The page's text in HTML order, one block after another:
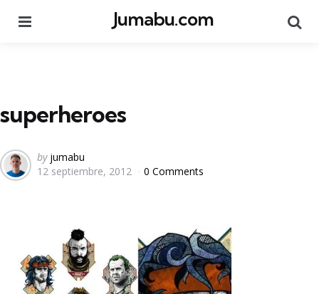
Jumabu.com
superheroes
Posted
by
by jumabu
12 septiembre, 2012
0 Comments